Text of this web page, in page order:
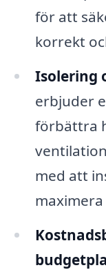
för att
korrekt
Isolering
erbjuder
förbättra
med att